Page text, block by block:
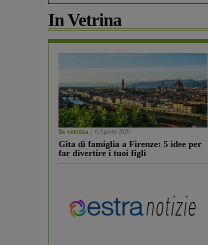
In Vetrina
In vetrina 6 Agosto 2026
Gita di famiglia a Firenze: 5 idee per
far divertire i tuoi figli